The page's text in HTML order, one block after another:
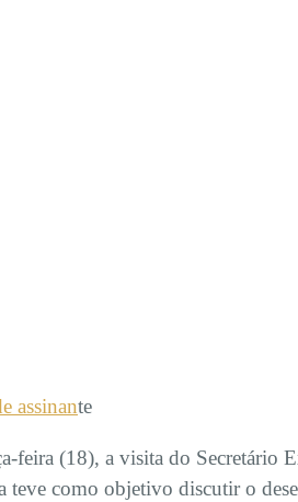
assinante
feira (18), a visita do
como objetivo discutir o